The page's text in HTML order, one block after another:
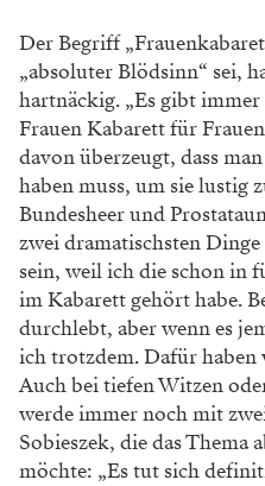
Der Begriff
„absoluter Blödsinn“ sei,
hartnäckig. „Es gibt
Frauen Kabarett für
davon überzeugt, dass
haben muss, um sie lustig
Bundesheer und
zwei dramatischsten
sein, weil ich die schon in
im Kabarett gehört habe.
durchlebt, aber wenn es
ich trotzdem. Dafür haben
Auch bei tiefen Witzen
werde immer noch mit
Sobieszek, die das Thema
möchte: „Es tut sich